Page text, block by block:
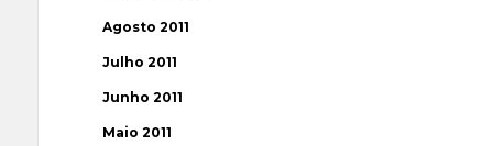
Agosto 2011
Julho 2011
Junho 2011
Maio 2011